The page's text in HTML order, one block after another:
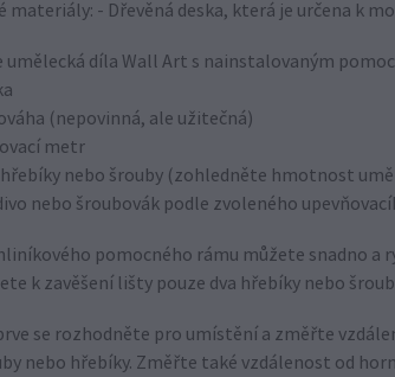
materiály: - Dřevěná deska, která je určena k
umělecká díla Wall Art s nainstalovaným
(nepovinná, ale užitečná)
metr
hřebíky nebo šrouby (zohledněte hmotnost
nebo šroubovák podle zvoleného
pomocného rámu můžete snadno a
k zavěšení lišty pouze dva hřebíky nebo
se rozhodněte pro umístění a změřte
nebo hřebíky. Změřte také vzdálenost od